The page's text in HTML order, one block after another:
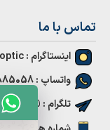
تماس با ما
اینستاگرام : lens__optic
واتساپ : 09383885058
تلگرام : @test